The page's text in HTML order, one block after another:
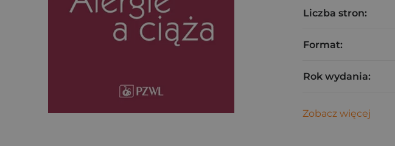
Liczba stron:
Format:
Rok wydania:
Zobacz więcej